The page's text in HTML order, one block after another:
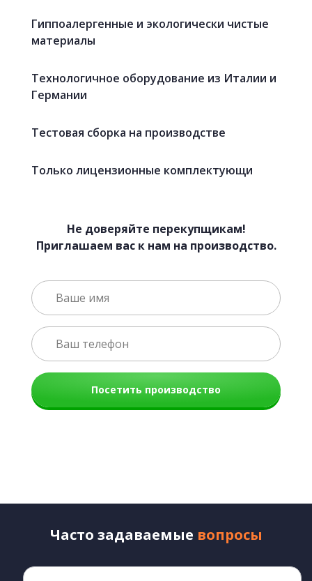
Гиппоалергенные и экологически чистые
материалы
Технологичное оборудование из Италии и
Германии
Тестовая сборка на производстве
Только лицензионные комплектующи
Не доверяйте перекупщикам!
Приглашаем вас к нам на производство.
Посетить производство
Часто задаваемые вопросы